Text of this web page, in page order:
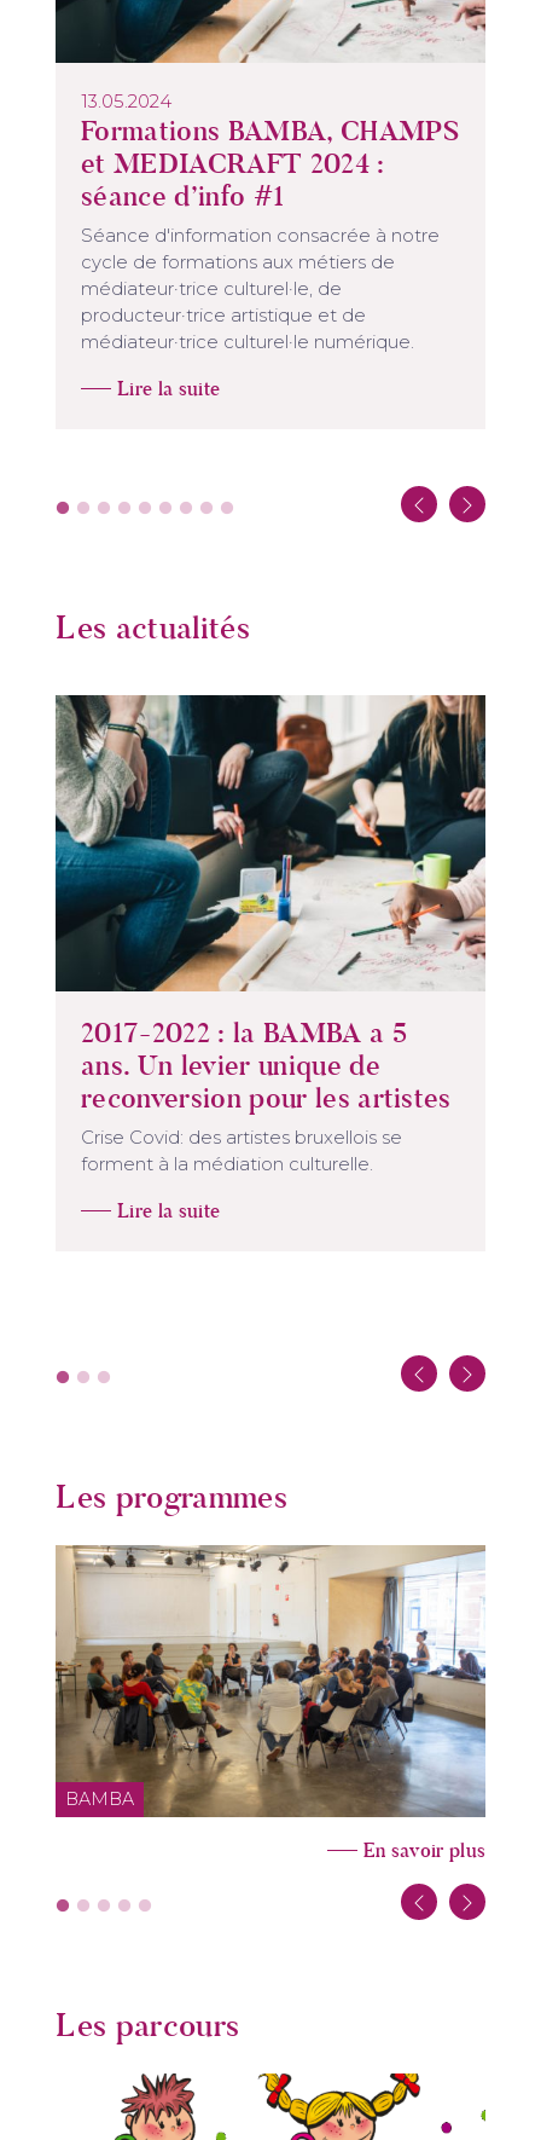
13.05.2024
Formations BAMBA, CHAMPS
et MEDIACRAFT 2024 :
séance d’info #1
Séance d'information consacrée à notre
cycle de formations aux métiers de
médiateur·trice culturel·le, de
producteur·trice artistique et de
médiateur·trice culturel·le numérique.
Lire la suite
Les actualités
2017-2022 : la BAMBA a 5
ans. Un levier unique de
reconversion pour les artistes
Crise Covid: des artistes bruxellois se
forment à la médiation culturelle.
Lire la suite
Les programmes
BAMBA
En savoir plus
Les parcours